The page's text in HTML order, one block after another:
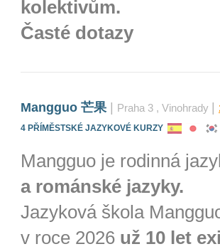
kolektivům.
Časté dotazy
Mangguo 芒果 Praha 3 , Vinohrady
4 PŘÍMĚSTSKÉ JAZYKOVÉ KURZY
Mangguo je rodinná
a románské jazyky.
Jazyková škola
v roce 2026 už 10 let